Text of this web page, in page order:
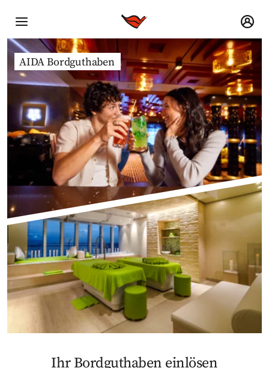
AIDA Bordguthaben
Ihr Bordguthaben einlösen